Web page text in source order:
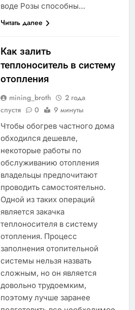
воде Розы способны…
Читать далее
Как залить
теплоноситель в систему
отопления
mining_broth
2 года
спустя
0 9 минуты
Чтобы обогрев частного дома
обходился дешевле,
некоторые работы по
обслуживанию отопления
владельцы предпочитают
проводить самостоятельно.
Одной из таких операций
является закачка
теплоносителя в систему
отопления. Процесс
заполнения отопительной
системы нельзя назвать
сложным, но он является
довольно трудоемким,
поэтому лучше заранее